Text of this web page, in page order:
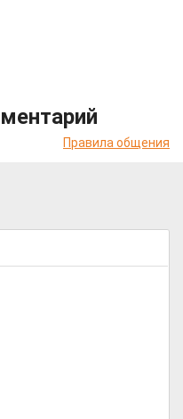
Правила общения